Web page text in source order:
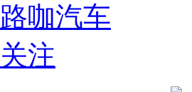
路咖汽车
关注